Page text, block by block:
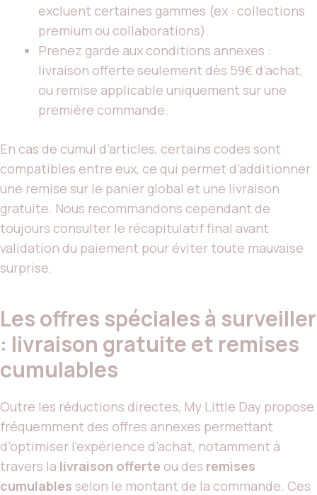
excluent certaines gammes (ex : collections
premium ou collaborations).
Prenez garde aux conditions annexes :
livraison offerte seulement dès 59€ d’achat,
ou remise applicable uniquement sur une
première commande.
En cas de cumul d’articles, certains codes sont
compatibles entre eux, ce qui permet d’additionner
une remise sur le panier global et une livraison
gratuite. Nous recommandons cependant de
toujours consulter le récapitulatif final avant
validation du paiement pour éviter toute mauvaise
surprise.
Les offres spéciales à surveiller
: livraison gratuite et remises
cumulables
Outre les réductions directes, My Little Day propose
fréquemment des offres annexes permettant
d’optimiser l’expérience d’achat, notamment à
travers la livraison offerte ou des remises
cumulables selon le montant de la commande. Ces